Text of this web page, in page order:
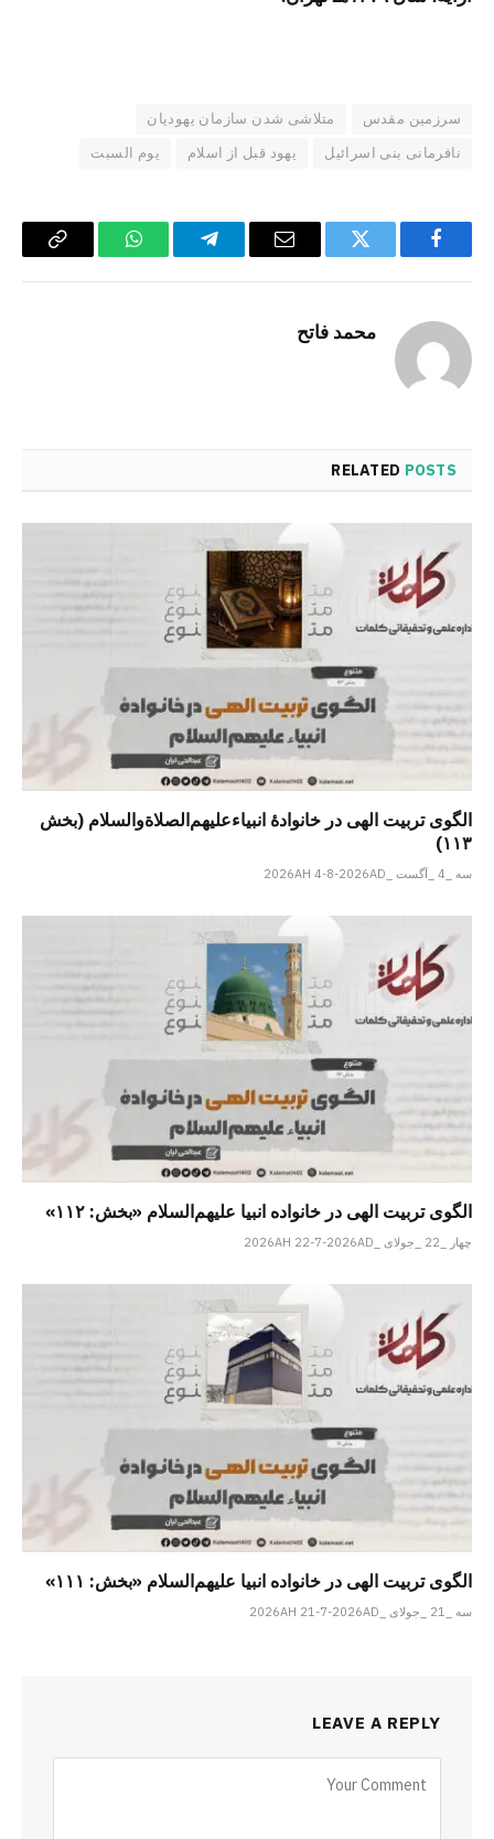
سرزمین مقدس
متلاشی شدن سازمان یهودیان
نافرمانی بنی اسرائیل
یهود قبل از اسلام یوم السبت
Facebook
Twitter
Email
Telegram
WhatsApp
Copy
محمد فاتح
RELATED POSTS
الگوی تربیت الهی در خانوادۀ انبیاءعلیهم‌الصلاةو‌السلام (بخش
۱۱۳)
سه _4 _آگست _2026AH 4-8-2026AD
الگوی تربیت الهی در خانواده انبیا‌‌ علیهم‌السلام «بخش: ۱۱۲»
چهار _22 _جولای _2026AH 22-7-2026AD
الگوی تربیت الهی در خانواده انبیا‌‌ علیهم‌السلام «بخش: ۱۱۱»
سه _21 _جولای _2026AH 21-7-2026AD
LEAVE A REPLY